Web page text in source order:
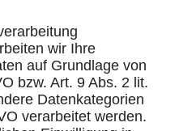
wir Ihre
auf Grundlage von
bzw. Art. 9 Abs. 2 lit.
Datenkategorien
verarbeitet werden.